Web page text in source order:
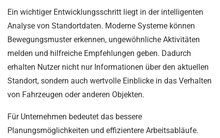
Ein wichtiger Entwicklungsschritt liegt in der intelligenten
Analyse von Standortdaten. Moderne Systeme können
Bewegungsmuster erkennen, ungewöhnliche Aktivitäten
melden und hilfreiche Empfehlungen geben. Dadurch
erhalten Nutzer nicht nur Informationen über den aktuellen
Standort, sondern auch wertvolle Einblicke in das Verhalten
von Fahrzeugen oder anderen Objekten.
Für Unternehmen bedeutet das bessere
Planungsmöglichkeiten und effizientere Arbeitsabläufe.